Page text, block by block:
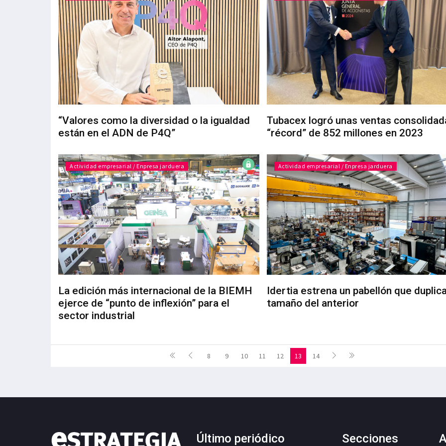
“Valores como la diversidad o la igualdad
están en el ADN de P4Q”
Tubacex logró unas ventas
“récord” de 852 millones en 2023
Actividad empresarial / Enpresa jarduera
La edición más internacional de la BIEMH
ejerce de “punto de inflexión” para el
sector industrial
Actividad empresarial / Enpresa jarduera
Idertia estrena un pabellón que
tamaño del anterior
8 9 10 11 12 13 14
Último periódico Secciones